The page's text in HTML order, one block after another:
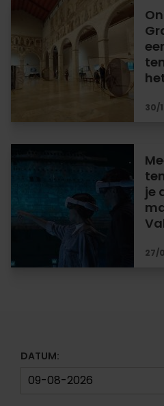
30/
je
27/
DATUM: